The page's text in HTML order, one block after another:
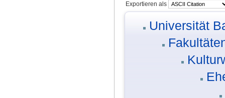
Exportieren als
Universität